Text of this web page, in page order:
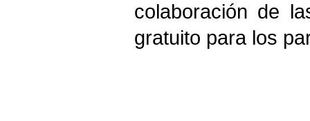
colaboración de
gratuito para los